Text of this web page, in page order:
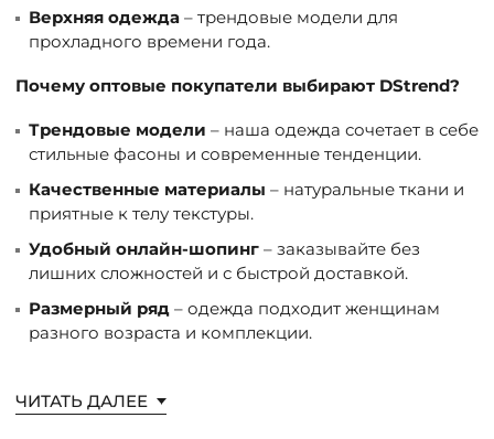
Верхняя одежда – трендовые модели для
прохладного времени года.
Почему оптовые покупатели выбирают DStrend?
Трендовые модели – наша одежда сочетает в себе
стильные фасоны и современные тенденции.
Качественные материалы – натуральные ткани и
приятные к телу текстуры.
Удобный онлайн-шопинг – заказывайте без
лишних сложностей и с быстрой доставкой.
Размерный ряд – одежда подходит женщинам
разного возраста и комплекции.
Выбирайтеплатья и костюмы
ЧИТАТЬ ДАЛЕЕ